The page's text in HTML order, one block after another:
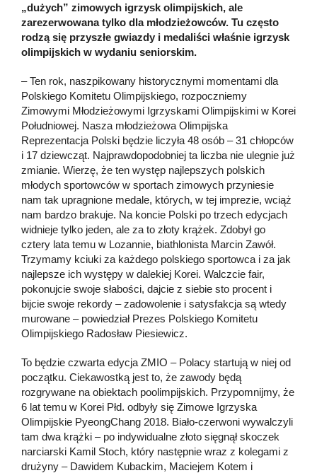
„dużych” zimowych igrzysk olimpijskich, ale
zarezerwowana tylko dla młodzieżowców. Tu często
rodzą się przyszłe gwiazdy i medaliści właśnie igrzysk
olimpijskich w wydaniu seniorskim.
– Ten rok, naszpikowany historycznymi momentami dla
Polskiego Komitetu Olimpijskiego, rozpoczniemy
Zimowymi Młodzieżowymi Igrzyskami Olimpijskimi w Korei
Południowej. Nasza młodzieżowa Olimpijska
Reprezentacja Polski będzie liczyła 48 osób – 31 chłopców
i 17 dziewcząt. Najprawdopodobniej ta liczba nie ulegnie już
zmianie. Wierzę, że ten występ najlepszych polskich
młodych sportowców w sportach zimowych przyniesie
nam tak upragnione medale, których, w tej imprezie, wciąż
nam bardzo brakuje. Na koncie Polski po trzech edycjach
widnieje tylko jeden, ale za to złoty krążek. Zdobył go
cztery lata temu w Lozannie, biathlonista Marcin Zawół.
Trzymamy kciuki za każdego polskiego sportowca i za jak
najlepsze ich występy w dalekiej Korei. Walczcie fair,
pokonujcie swoje słabości, dajcie z siebie sto procent i
bijcie swoje rekordy – zadowolenie i satysfakcja są wtedy
murowane – powiedział Prezes Polskiego Komitetu
Olimpijskiego Radosław Piesiewicz.
To będzie czwarta edycja ZMIO – Polacy startują w niej od
początku. Ciekawostką jest to, że zawody będą
rozgrywane na obiektach poolimpijskich. Przypomnijmy, że
6 lat temu w Korei Płd. odbyły się Zimowe Igrzyska
Olimpijskie PyeongChang 2018. Biało-czerwoni wywalczyli
tam dwa krążki – po indywidualne złoto sięgnął skoczek
narciarski Kamil Stoch, który następnie wraz z kolegami z
drużyny – Dawidem Kubackim, Maciejem Kotem i